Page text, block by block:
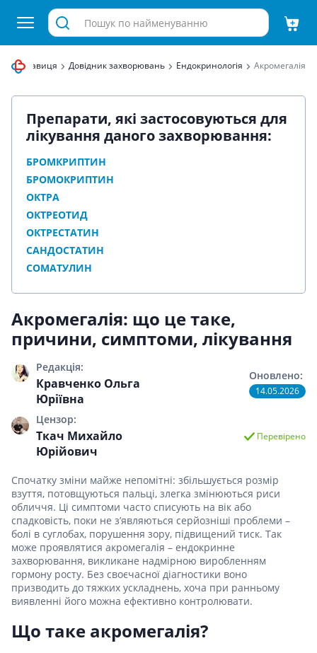
Здравиця Довідник захворювань Ендокринологія Акромегалія
Препарати, які застосовуються для
лікування даного захворювання:
БРОМКРИПТИН
БРОМОКРИПТИН
ОКТРА
ОКТРЕОТИД
ОКТРЕСТАТИН
САНДОСТАТИН
СОМАТУЛИН
Акромегалія: що це таке,
причини, симптоми, лікування
Редакція:
Кравченко Ольга
Юріївна
Цензор:
Ткач Михайло
Юрійович
Оновлено:
14.05.2026
Перевірено
Спочатку зміни майже непомітні: збільшується розмір
взуття, потовщуються пальці, злегка змінюються риси
обличчя. Ці симптоми часто списують на вік або
спадковість, поки не з’являються серйозніші проблеми –
болі в суглобах, порушення зору, підвищений тиск. Так
може проявлятися акромегалія – ендокринне
захворювання, викликане надмірною виробленням
гормону росту. Без своєчасної діагностики воно
призводить до тяжких ускладнень, хоча при ранньому
виявленні його можна ефективно контролювати.
Що таке акромегалія?